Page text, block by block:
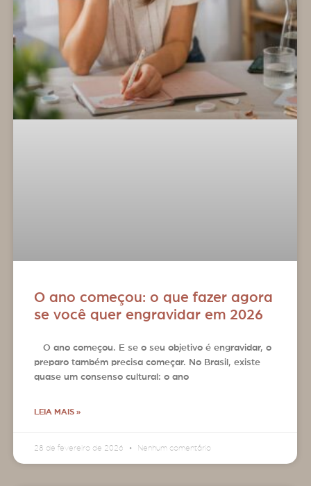
O ano começou: o que fazer agora
se você quer engravidar em 2026
O ano começou. E se o seu objetivo é engravidar, o
preparo também precisa começar. No Brasil, existe
quase um consenso cultural: o ano
LEIA MAIS »
28 de fevereiro de 2026 Nenhum comentário